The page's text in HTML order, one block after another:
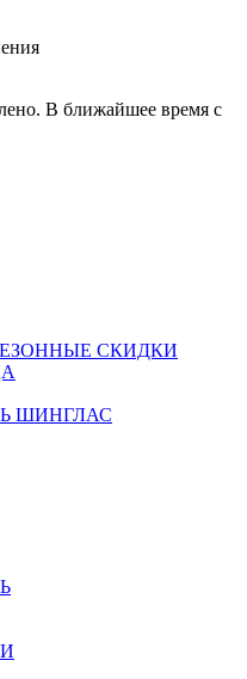
В ближайшее время с
СКИДКИ
ШИНГЛАС